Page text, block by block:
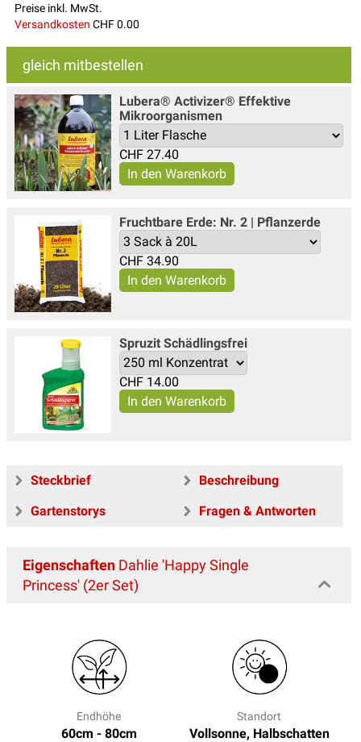
Preise inkl. MwSt.
Versandkosten CHF 0.00
gleich mitbestellen
Lubera® Activizer® Effektive
Mikroorganismen
CHF 27.40
Fruchtbare Erde: Nr. 2 | Pflanzerde
CHF 34.90
Spruzit Schädlingsfrei
CHF 14.00
Steckbrief
Beschreibung
Gartenstorys
Fragen & Antworten
Eigenschaften Dahlie 'Happy Single
Princess' (2er Set)
Endhöhe
60cm - 80cm
Standort
Vollsonne, Halbschatten